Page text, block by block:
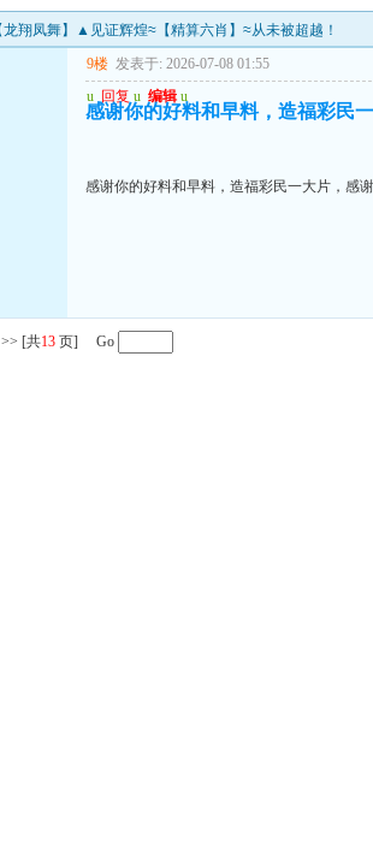
翔凤舞】▲见证辉煌≈【精算六肖】≈从未被超越！
9楼 发表于: 2026-07-08 01:55
u 回复 u 编辑 u
感谢你的好料和早料，造福彩民
感谢你的好料和早料，造福彩民一大片，感
>> [共13 页] Go